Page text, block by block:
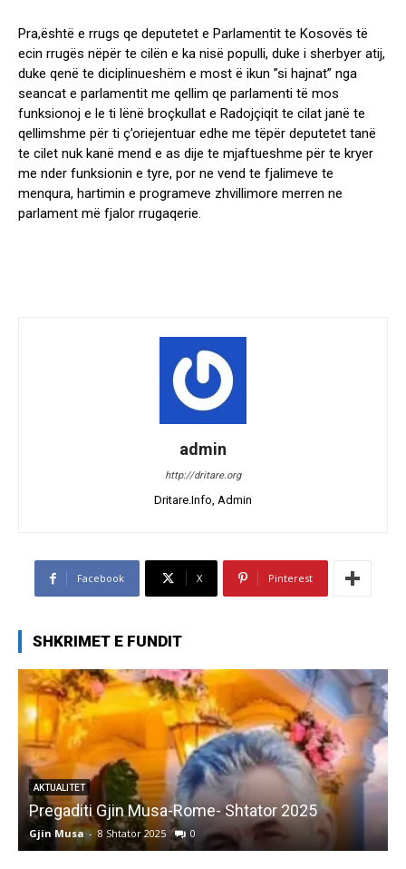
Pra,është e rrugs qe deputetet e Parlamentit te Kosovës të
ecin rrugës nëpër te cilën e ka nisë populli, duke i sherbyer atij,
duke qenë te diciplinueshëm e most ë ikun ”si hajnat” nga
seancat e parlamentit me qellim qe parlamenti të mos
funksionoj e le ti lënë broçkullat e Radojçiqit te cilat janë te
qellimshme për ti ç’oriejentuar edhe me tëpër deputetet tanë
te cilet nuk kanë mend e as dije te mjaftueshme për te kryer
me nder funksionin e tyre, por ne vend te fjalimeve te
menqura, hartimin e programeve zhvillimore merren ne
parlament më fjalor rrugaqerie.
admin
http://dritare.org
Dritare.Info, Admin
Facebook X Pinterest
SHKRIMET E FUNDIT
AKTUALITET
Pregaditi Gjin Musa-Rome- Shtator 2025
Gjin Musa - 8 Shtator 2025 0